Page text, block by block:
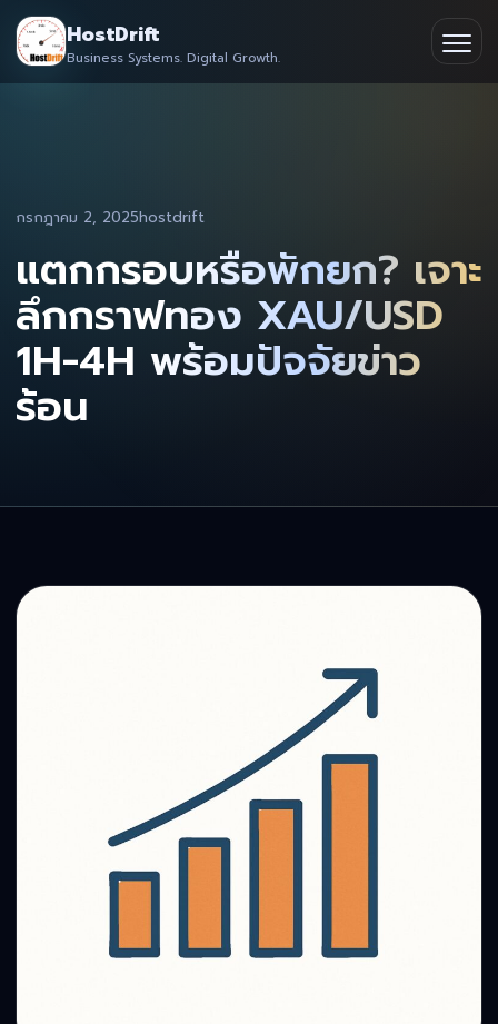
Skip
content
HostDrift
Business Systems. Digital Growth.
Partner
กรกฎาคม 2, 2025hostdrift
แตกกรอบหรือพักยก? เจาะ
ลึกกราฟทอง XAU/USD
1H-4H พร้อมปัจจัยข่าว
ร้อน